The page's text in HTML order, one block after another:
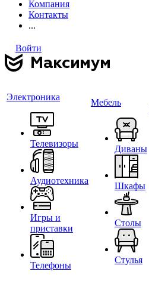
Компания
Контакты
...
Войти
Электроника
Телевизоры
Аудиотехника
Игры и
приставки
Телефоны
Мебель
Диваны
Шкафы
Столы
Стулья